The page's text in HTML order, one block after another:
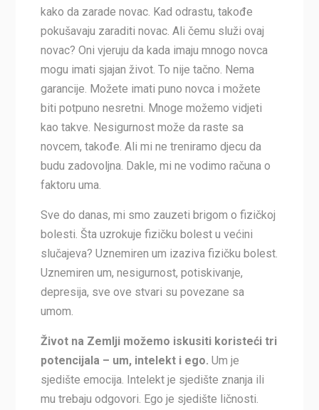
kako da zarade novac. Kad odrastu, takođe
pokušavaju zaraditi novac. Ali čemu služi ovaj
novac? Oni vjeruju da kada imaju mnogo novca
mogu imati sjajan život. To nije tačno. Nema
garancije. Možete imati puno novca i možete
biti potpuno nesretni. Mnoge možemo vidjeti
kao takve. Nesigurnost može da raste sa
novcem, takođe. Ali mi ne treniramo djecu da
budu zadovoljna. Dakle, mi ne vodimo računa o
faktoru uma.
Sve do danas, mi smo zauzeti brigom o fizičkoj
bolesti. Šta uzrokuje fizičku bolest u većini
slučajeva? Uznemiren um izaziva fizičku bolest.
Uznemiren um, nesigurnost, potiskivanje,
depresija, sve ove stvari su povezane sa
umom.
Život na Zemlji možemo iskusiti koristeći tri
potencijala – um, intelekt i ego. Um je
sjedište emocija. Intelekt je sjedište znanja ili
mu trebaju odgovori. Ego je sjedište ličnosti.